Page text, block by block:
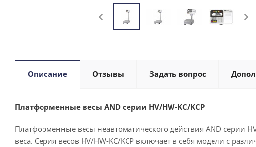
Описание Отзывы Задать вопрос
Платформенные весы AND серии HV/HW-KC/KCP
Платформенные весы неавтоматического действия AND серии
веса. Серия весов HV/HW-KC/KCP включает в себя модели с